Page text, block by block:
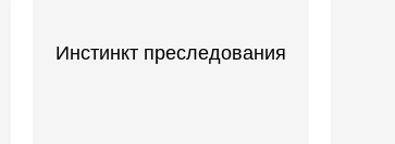
Инстинкт преследования